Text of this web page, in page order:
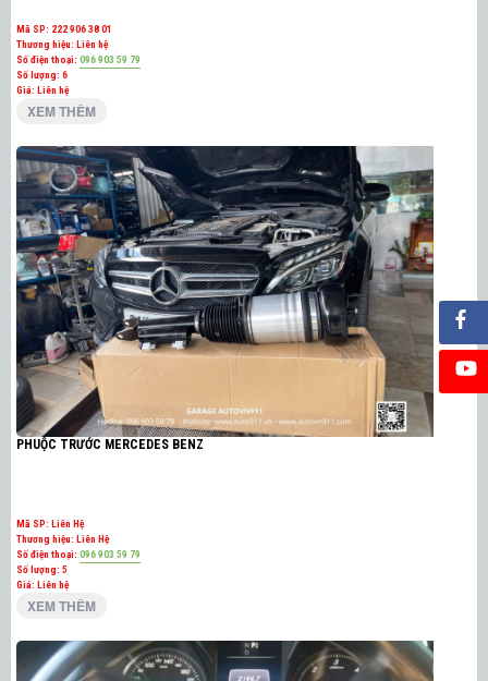
Mã SP: 222 906 38 01
Thương hiệu: Liên hệ
Số điện thoại: 096 903 59 79
Số lượng: 6
Giá: Liên hệ
XEM THÊM
PHUỘC TRƯỚC MERCEDES BENZ
Mã SP: Liên Hệ
Thương hiệu: Liên Hệ
Số điện thoại: 096 903 59 79
Số lượng: 5
Giá: Liên hệ
XEM THÊM